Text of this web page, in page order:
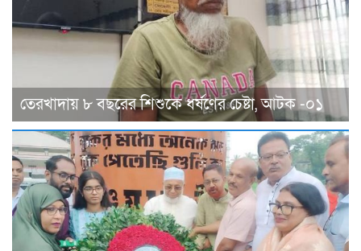
তেরখাদায় ৮ বছরের শিশুকে ধর্ষণের চেষ্টা, আটক -০১